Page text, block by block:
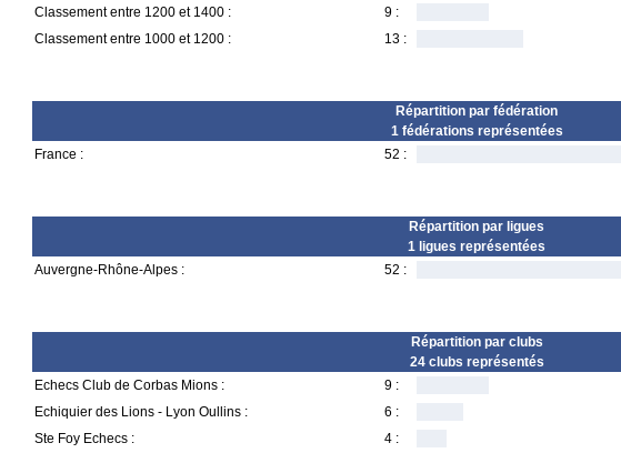
Classement entre 1200 et 1400 :
9 :
Classement entre 1000 et 1200 :
13 :
Répartition par fédération
1 fédérations représentées
France :
52 :
Répartition par ligues
1 ligues représentées
Auvergne-Rhône-Alpes :
52 :
Répartition par clubs
24 clubs représentés
Echecs Club de Corbas Mions :
9 :
Echiquier des Lions - Lyon Oullins :
6 :
Ste Foy Echecs :
4 :